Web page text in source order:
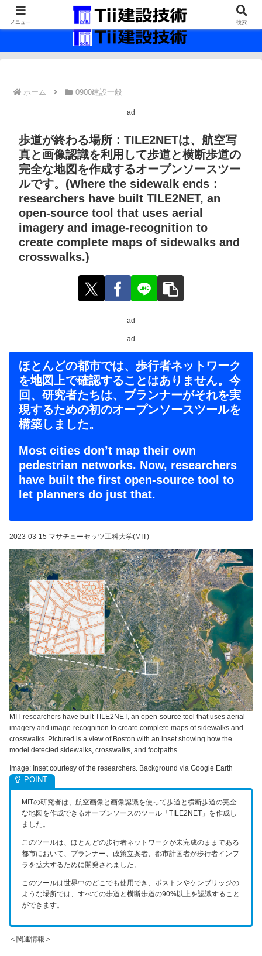
最新の建設技術の情報インフラ。
ホーム 0900建設一般
ad
歩道が終わる場所：TILE2NETは、航空写
真と画像認識を利用して歩道と横断歩道の
完全な地図を作成するオープンソースツー
ルです。(Where the sidewalk ends：
researchers have built TILE2NET, an
open-source tool that uses aerial
imagery and image-recognition to
create complete maps of sidewalks and
crosswalks.)
ad
ad
ほとんどの都市では、歩行者ネットワーク
を地図上で確認することはありません。今
回、研究者たちは、プランナーがそれを実
現するための初のオープンソースツールを
構築しました。
Most cities don’t map their own
pedestrian networks. Now, researchers
have built the first open-source tool to
let planners do just that.
2023-03-15 マサチューセッツ工科大学(MIT)
MIT researchers have built TILE2NET, an open-source tool that uses aerial
imagery and image-recognition to create complete maps of sidewalks and
crosswalks. Pictured is a view of Boston with an inset showing how the
model detected sidewalks, crosswalks, and footpaths.
Image: Inset courtesy of the researchers. Background via Google Earth
MITの研究者は、航空画像と画像認識を使って歩道と横断歩道の完全
な地図を作成できるオープンソースのツール「TILE2NET」を作成し
ました。
このツールは、ほとんどの歩行者ネットワークが未完成のままである
都市において、プランナー、政策立案者、都市計画者が歩行者インフ
ラを拡大するために開発されました。
このツールは世界中のどこでも使用でき、ボストンやケンブリッジの
ような場所では、すべての歩道と横断歩道の90%以上を認識すること
ができます。
＜関連情報＞
メニュー 検索